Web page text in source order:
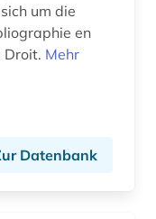
um die
en
Droit. Mehr
Datenbank